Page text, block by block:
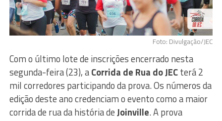
Foto: Divulgação/JEC
Com o último lote de inscrições encerrado nesta
segunda-feira (23), aCorrida de Rua do JECterá 2
mil corredores participando da prova. Os números da
edição deste ano credenciam o evento como a maior
corrida de rua da história deJoinville. A prova